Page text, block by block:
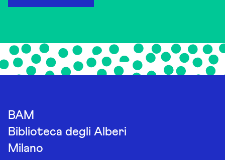
BAM
Biblioteca degli Alberi
Milano